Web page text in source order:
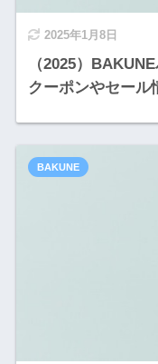
2025年1月8日
（2025）
クーポンやセール
BAKUNE